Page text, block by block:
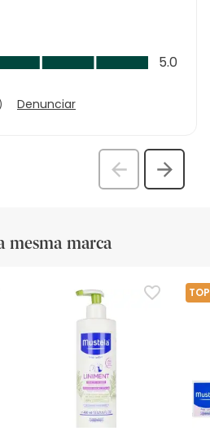
5.0
) Denunciar
Anterior
mesma marca